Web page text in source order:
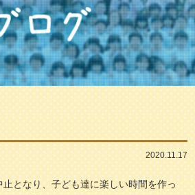
2020.11.17
となり、子ども達に楽しい時間を作っ